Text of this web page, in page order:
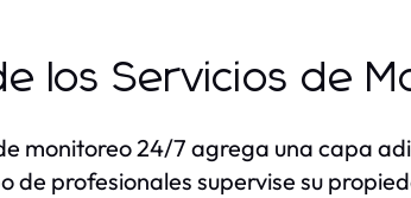
los Servicios de
monitoreo 24/7 agrega una capa
de profesionales supervise su